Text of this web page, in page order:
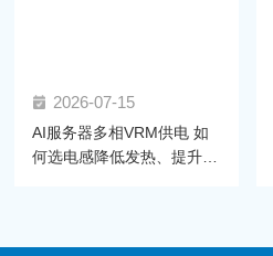
2026-07-15
AI服务器多相VRM供电 如
何选电感降低发热、提升效